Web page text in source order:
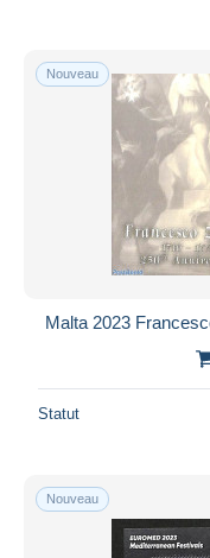
Nouveau
Malta 2023
Statut
Nouveau